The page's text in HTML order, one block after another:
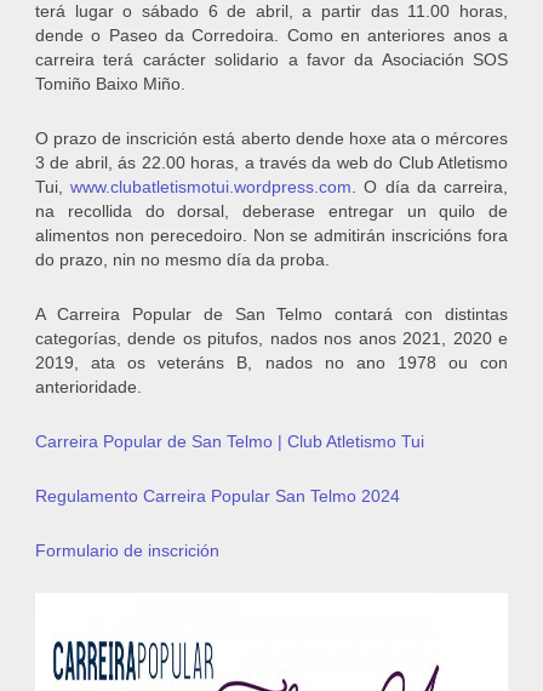
terá lugar o sábado 6 de abril, a partir das 11.00 horas,
dende o Paseo da Corredoira. Como en anteriores anos a
carreira terá carácter solidario a favor da Asociación SOS
Tomiño Baixo Miño.
O prazo de inscrición está aberto dende hoxe ata o mércores
3 de abril, ás 22.00 horas, a través da web do Club Atletismo
Tui,www.clubatletismotui.wordpress.com . O día da carreira,
na recollida do dorsal, deberase entregar un quilo de
alimentos non perecedoiro. Non se admitirán inscricións fora
do prazo, nin no mesmo día da proba.
A Carreira Popular de San Telmo contará con distintas
categorías, dende os pitufos, nados nos anos 2021, 2020 e
2019, ata os veteráns B, nados no ano 1978 ou con
anterioridade.
Carreira Popular de San Telmo | Club Atletismo Tui
Regulamento Carreira Popular San Telmo 2024
Formulario de inscrición